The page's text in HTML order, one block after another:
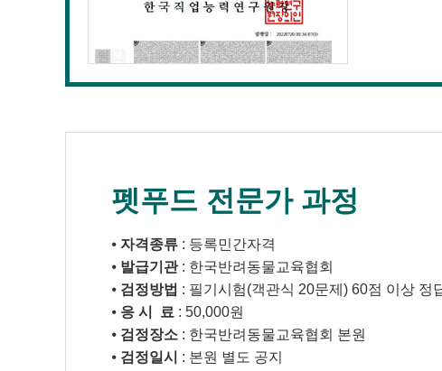
펫푸드 전문가 과정
⦁ 자격종류 : 등록민간자격
⦁ 발급기관: 한국반려동물교육협회
⦁ 검정방법 : 필기시험(객관식 20문제) 60점 이상 정
⦁ 응 시 료 : 50,000원
⦁ 검정장소 : 한국반려동물교육협회 본원
⦁ 검정일시
: 본원 별도 공지